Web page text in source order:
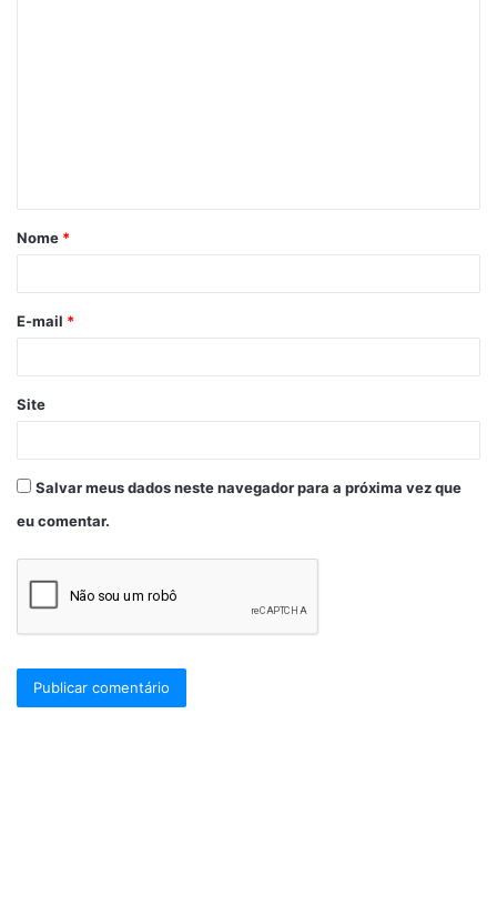
Nome *
E-mail *
Site
Salvar meus dados neste navegador para a próxima vez que
eu comentar.